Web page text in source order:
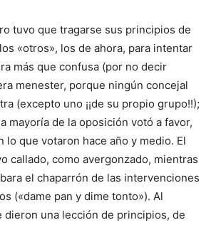
tuvo que tragarse sus principios de
«otros», los de ahora, para intentar
más que confusa (por no decir
menester, porque ningún concejal
(excepto uno ¡¡de su propio grupo!!);
mayoría de la oposición votó a favor,
lo que votaron hace año y medio. El
callado, como avergonzado, mientras
el chaparrón de las intervenciones
(«dame pan y dime tonto»). Al
dieron una lección de principios, de